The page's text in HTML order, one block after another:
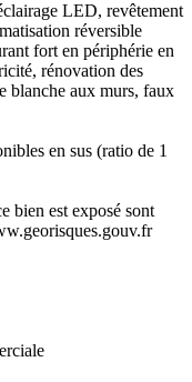
LED, revêtement
réversible
fort en périphérie en
rénovation des
blanche aux murs, faux
en sus (ratio de 1
bien est exposé sont